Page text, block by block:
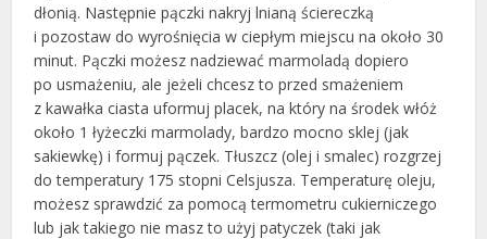
dłonią. Następnie pączki nakryj lnianą ściereczką
i pozostaw do wyrośnięcia w ciepłym miejscu na około 30
minut. Pączki możesz nadziewać marmoladą dopiero
po usmażeniu, ale jeżeli chcesz to przed smażeniem
z kawałka ciasta uformuj placek, na który na środek włóż
około 1 łyżeczki marmolady, bardzo mocno sklej (jak
sakiewkę) i formuj pączek. Tłuszcz (olej i smalec) rozgrzej
do temperatury 175 stopni Celsjusza. Temperaturę oleju,
możesz sprawdzić za pomocą termometru cukierniczego
lub jak takiego nie masz to użyj patyczek (taki jak